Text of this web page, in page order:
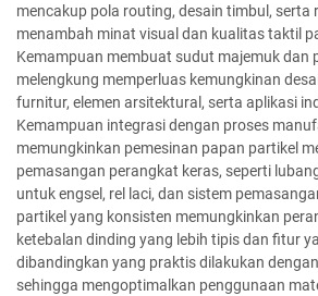
mencakup pola routing, desain timbul, serta
menambah minat visual dan kualitas taktil
Kemampuan membuat sudut majemuk dan
melengkung memperluas kemungkinan
furnitur, elemen arsitektural, serta aplikasi
Kemampuan integrasi dengan proses
memungkinkan pemesinan papan partikel
pemasangan perangkat keras, seperti
untuk engsel, rel laci, dan sistem
partikel yang konsisten memungkinkan
ketebalan dinding yang lebih tipis dan fitur
dibandingkan yang praktis dilakukan
sehingga mengoptimalkan penggunaan